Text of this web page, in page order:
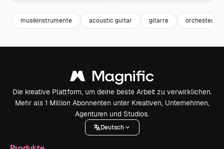
musikinstrumente acoustic guitar gitarre orchester
Die kreative Plattform, um deine beste Arbeit zu verwirklichen.
Mehr als 1 Million Abonnenten unter Kreativen, Unternehmen,
Agenturen und Studios.
Deutsch